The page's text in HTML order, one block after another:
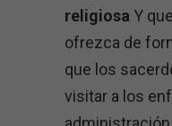
religiosa Y
ofrezca de
que los
visitar a los